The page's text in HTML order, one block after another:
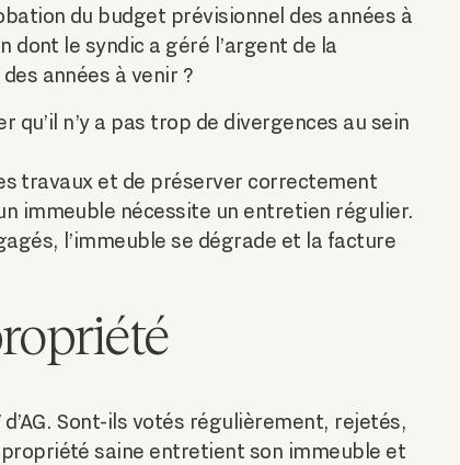
du budget prévisionnel des années à
le syndic a géré l’argent de la
années à venir ?
n’y a pas trop de divergences au sein
travaux et de préserver correctement
immeuble nécessite un entretien régulier.
l’immeuble se dégrade et la facture
Sont-ils votés régulièrement, rejetés,
saine entretient son immeuble et